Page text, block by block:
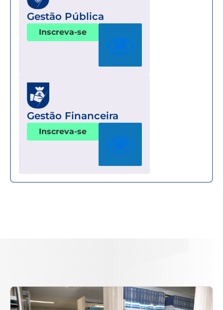
Gestão Pública
Inscreva-se
Gestão Financeira
Inscreva-se